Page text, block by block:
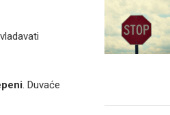
. Duvaće